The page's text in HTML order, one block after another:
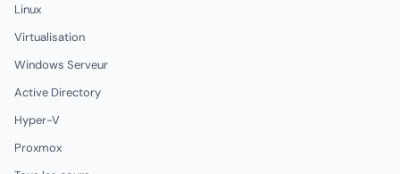
Linux
Virtualisation
Windows Serveur
Active Directory
Hyper-V
Proxmox